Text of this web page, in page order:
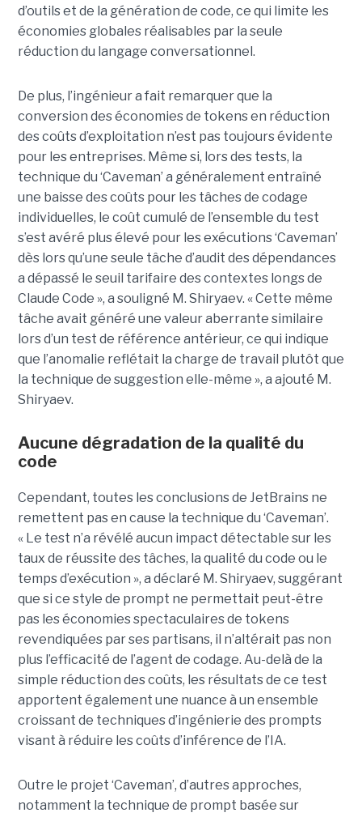
d’outils et de la génération de code, ce qui limite les
économies globales réalisables par la seule
réduction du langage conversationnel.
De plus, l’ingénieur a fait remarquer que la
conversion des économies de tokens en réduction
des coûts d’exploitation n’est pas toujours évidente
pour les entreprises. Même si, lors des tests, la
technique du ‘Caveman’ a généralement entraîné
une baisse des coûts pour les tâches de codage
individuelles, le coût cumulé de l’ensemble du test
s’est avéré plus élevé pour les exécutions ‘Caveman’
dès lors qu’une seule tâche d’audit des dépendances
a dépassé le seuil tarifaire des contextes longs de
Claude Code », a souligné M. Shiryaev. « Cette même
tâche avait généré une valeur aberrante similaire
lors d’un test de référence antérieur, ce qui indique
que l’anomalie reflétait la charge de travail plutôt que
la technique de suggestion elle-même », a ajouté M.
Shiryaev.
Aucune dégradation de la qualité du
code
Cependant, toutes les conclusions de JetBrains ne
remettent pas en cause la technique du ‘Caveman’.
« Le test n’a révélé aucun impact détectable sur les
taux de réussite des tâches, la qualité du code ou le
temps d’exécution », a déclaré M. Shiryaev, suggérant
que si ce style de prompt ne permettait peut-être
pas les économies spectaculaires de tokens
revendiquées par ses partisans, il n’altérait pas non
plus l’efficacité de l’agent de codage. Au-delà de la
simple réduction des coûts, les résultats de ce test
apportent également une nuance à un ensemble
croissant de techniques d’ingénierie des prompts
visant à réduire les coûts d’inférence de l’IA.
Outre le projet ‘Caveman’, d’autres approches,
notamment la technique de prompt basée sur